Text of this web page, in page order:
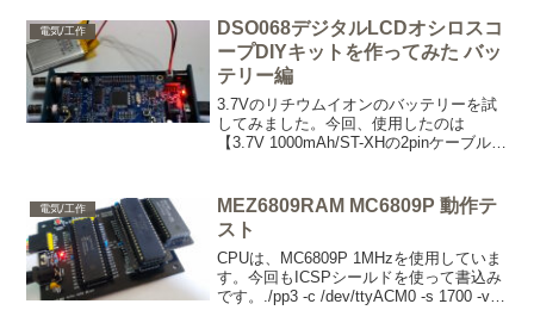
電気/工作
DSO068デジタルLCDオシロスコ
ープDIYキットを作ってみた バッ
テリー編
3.7Vのリチウムイオンのバッテリーを試
してみました。今回、使用したのは
【3.7V 1000mAh/ST-XHの2pinケーブル付
ピンを抜いて差し替えています。マニュ
ア...
電気/工作
MEZ6809RAM MC6809P 動作テ
スト
CPUは、MC6809P 1MHzを使用していま
す。今回もICSPシールドを使って書込み
です。./pp3 -c /dev/ttyACM0 -s 1700 -v 3